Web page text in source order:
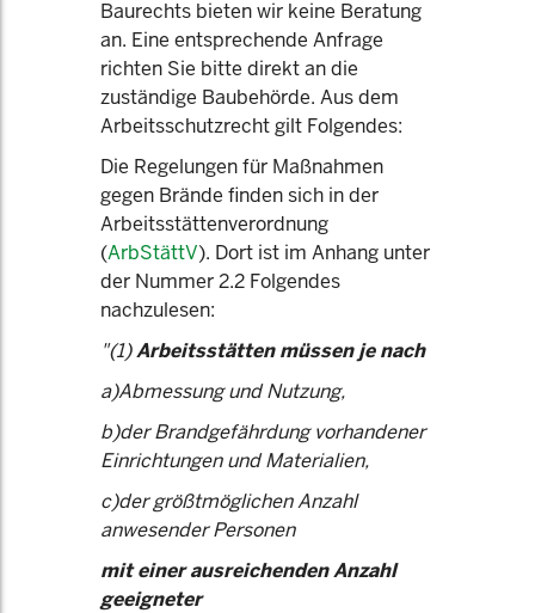
Baurechts bieten wir keine Beratung
an. Eine entsprechende Anfrage
richten Sie bitte direkt an die
zuständige Baubehörde. Aus dem
Arbeitsschutzrecht gilt Folgendes:
Die Regelungen für Maßnahmen
gegen Brände finden sich in der
Arbeitsstättenverordnung
(ArbStättV). Dort ist im Anhang unter
der Nummer 2.2 Folgendes
nachzulesen:
"(1)Arbeitsstätten müssen je nach
a)Abmessung und Nutzung,
b)der Brandgefährdung vorhandener
Einrichtungen und Materialien,
c)der größtmöglichen Anzahl
anwesender Personen
mit einer ausreichenden Anzahl
geeigneter